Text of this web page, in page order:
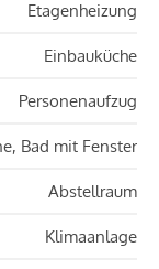
Etagenheizung
Einbauküche
Personenaufzug
Bad mit Fenster
Abstellraum
Klimaanlage